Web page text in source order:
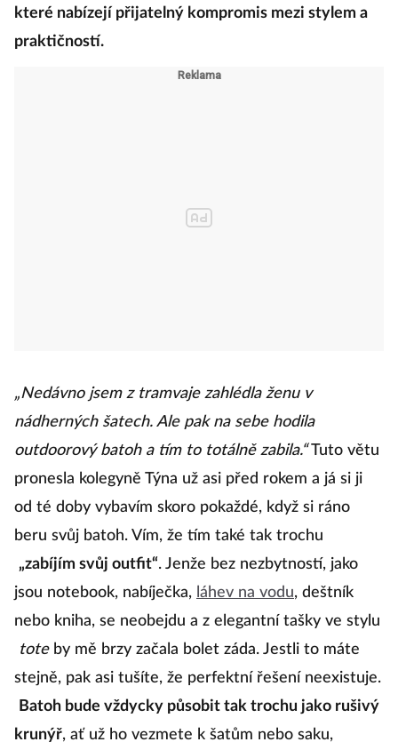
které nabízejí přijatelný kompromis mezi stylem a
praktičností.
„Nedávno jsem z tramvaje zahlédla ženu v
nádherných šatech. Ale pak na sebe hodila
outdoorový batoh a tím to totálně zabila.“Tuto větu
pronesla kolegyně Týna už asi před rokem a já si ji
od té doby vybavím skoro pokaždé, když si ráno
beru svůj batoh. Vím, že tím také tak trochu
„zabíjím svůj outfit“. Jenže bez nezbytností, jako
jsou notebook, nabíječka, láhev na vodu, deštník
nebo kniha, se neobejdu a z elegantní tašky ve stylu
toteby mě brzy začala bolet záda. Jestli to máte
stejně, pak asi tušíte, že perfektní řešení neexistuje.
Batoh bude vždycky působit tak trochu jako rušivý
krunýř, ať už ho vezmete k šatům nebo saku,